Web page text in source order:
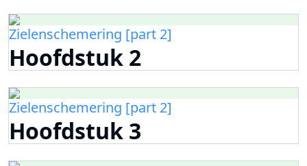
Zielenschemering [part 2]
Hoofdstuk 2
Zielenschemering [part 2]
Hoofdstuk 3